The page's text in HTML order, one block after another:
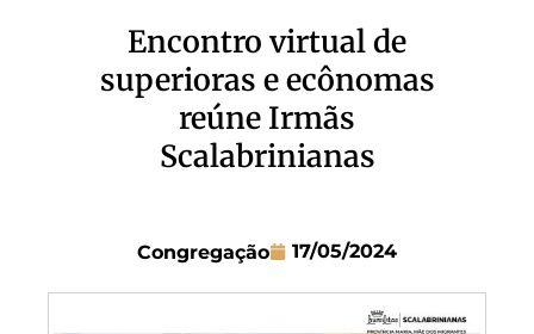
Encontro virtual de
superioras e ecônomas
reúne Irmãs
Scalabrinianas
Congregação 17/05/2024